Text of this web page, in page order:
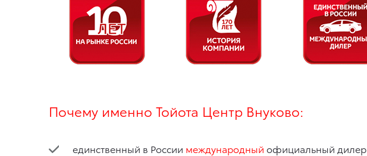
Почему именно Тойота Центр Внуково:
единственный в России международный официальный дилер